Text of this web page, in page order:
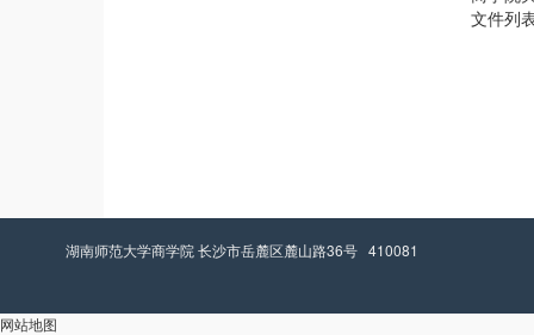
文件列
湖南师范大学商学院 长沙市岳麓区麓山路36号 410081
网站地图